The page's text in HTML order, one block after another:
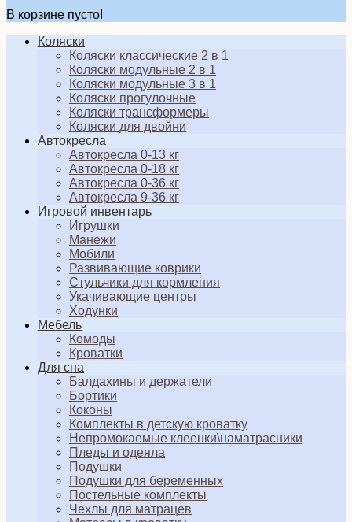
В корзине пусто!
Коляски
Коляски классические 2 в 1
Коляски модульные 2 в 1
Коляски модульные 3 в 1
Коляски прогулочные
Коляски трансформеры
Коляски для двойни
Автокресла
Автокресла 0-13 кг
Автокресла 0-18 кг
Автокресла 0-36 кг
Автокресла 9-36 кг
Игровой инвентарь
Игрушки
Манежи
Мобили
Развивающие коврики
Стульчики для кормления
Укачивающие центры
Ходунки
Мебель
Комоды
Кроватки
Для сна
Балдахины и держатели
Бортики
Коконы
Комплекты в детскую кроватку
Непромокаемые клеенки\наматрасники
Пледы и одеяла
Подушки
Подушки для беременных
Постельные комплекты
Чехлы для матрацев